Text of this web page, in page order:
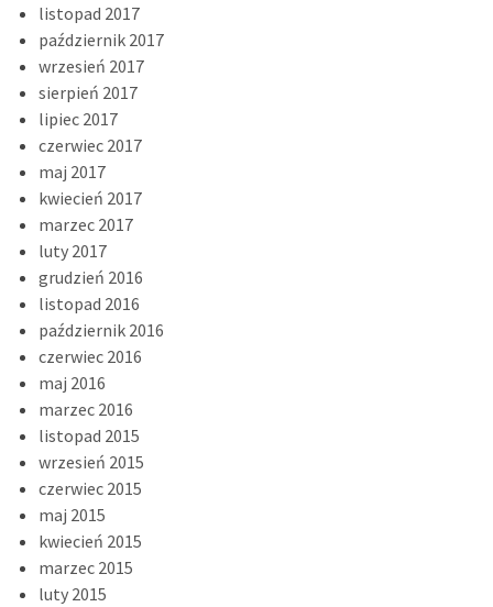
listopad 2017
październik 2017
wrzesień 2017
sierpień 2017
lipiec 2017
czerwiec 2017
maj 2017
kwiecień 2017
marzec 2017
luty 2017
grudzień 2016
listopad 2016
październik 2016
czerwiec 2016
maj 2016
marzec 2016
listopad 2015
wrzesień 2015
czerwiec 2015
maj 2015
kwiecień 2015
marzec 2015
luty 2015